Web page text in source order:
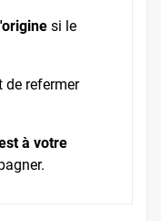
si le
de refermer
à votre